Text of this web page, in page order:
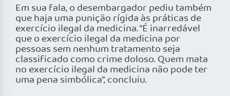
Em sua fala, o desembargador pediu também
que haja uma punição rígida às práticas de
exercício ilegal da medicina. “É inarredável
que o exercício ilegal da medicina por
pessoas sem nenhum tratamento seja
classificado como crime doloso. Quem mata
no exercício ilegal da medicina não pode ter
uma pena simbólica”, concluiu.